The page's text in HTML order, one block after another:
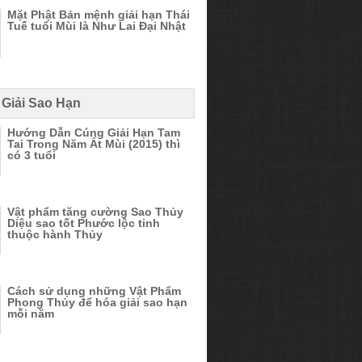
Mặt Phật Bản mệnh giải hạn Thái
Tuế tuổi Mùi là Như Lai Đại Nhật
Sao Hạn
Hướng Dẫn Cúng Giải Hạn Tam
Tai Trong Năm Ất Mùi (2015) thì
có 3 tuổi
Vật phẩm tăng cường Sao Thủy
Diệu sao tốt Phước lộc tinh
thuộc hành Thủy
Cách sử dụng những Vật Phẩm
Phong Thủy để hóa giải sao hạn
mỗi năm